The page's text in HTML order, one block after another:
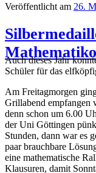
Veröffentlicht am 26.
Auch dieses Jahr
Schüler für das
Am Freitagmorgen
Grillabend empfangen
denn schon um 6.00
der Uni Göttingen
Stunden, dann war es
paar brauchbare
eine mathematische
Klausuren, damit